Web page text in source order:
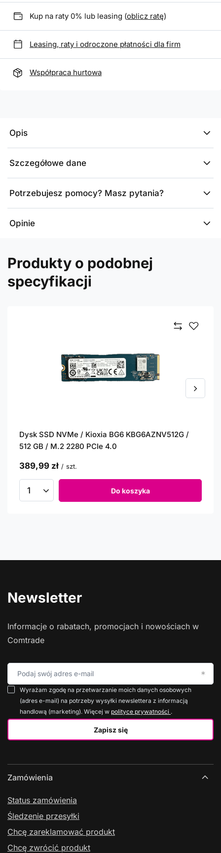
Kup na raty 0% lub leasing (oblicz ratę)
Leasing, raty i odroczone płatności dla firm
Współpraca hurtowa
Opis
Szczegółowe dane
Potrzebujesz pomocy? Masz pytania?
Opinie
Produkty o podobnej
specyfikacji
Dysk SSD NVMe / Kioxia BG6 KBG6AZNV512G /
512 GB / M.2 2280 PCIe 4.0
389,99 zł / szt.
Do koszyka
Newsletter
Informacje o rabatach, promocjach i nowościach w
Comtrade
Podaj swój adres e-mail
Zapisz się
Wyrażam zgodę na przetwarzanie moich danych osobowych
(adres e-mail) na potrzeby wysyłki newslettera z informacją
handlową (marketing). Więcej w polityce prywatności .
Zamówienia
Status zamówienia
Śledzenie przesyłki
Chcę zareklamować produkt
Chcę zwrócić produkt